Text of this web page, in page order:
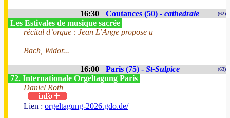
16:30 Coutances (50) - cathedrale (62)
Les Estivales de musique sacrée
récital d’orgue : Jean L’Ange propose u
Bach, Widor...
16:00 Paris (75) - St-Sulpice (63)
72. Internationale Orgeltagung Paris
Daniel Roth
Lien : orgeltagung-2026.gdo.de/